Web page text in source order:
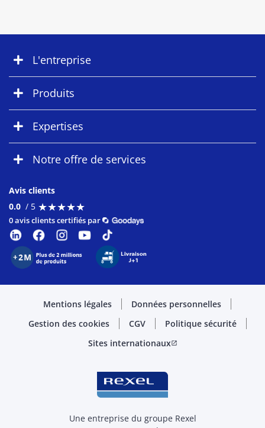
L'entreprise
Produits
Expertises
Notre offre de services
Avis clients
0.0 / 5 ★★★★★
★★★★★
0 avis clients certifiés par
Mentions légales
Données personnelles
Gestion des cookies
CGV
Politique sécurité
Sites internationauxopen_in_new
Une entreprise du groupe Rexel